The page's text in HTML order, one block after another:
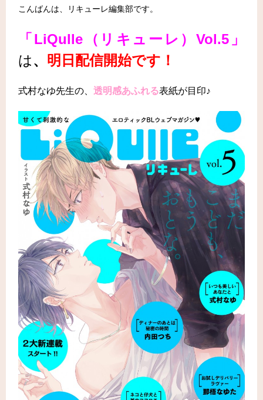
こんばんは、リキューレ編集部です。
「LiQulle（リキューレ）Vol.5」
は、 明日配信開始です！
式村なゆ先生の、透明感あふれる表紙が目印♪